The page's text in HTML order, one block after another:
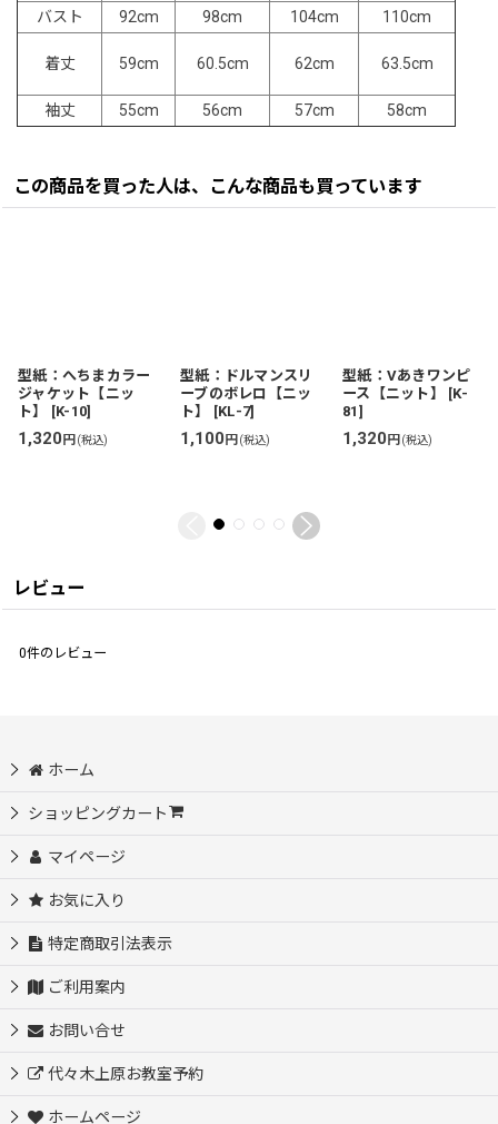
バスト
92cm 98cm 104cm 110cm
着丈 59cm 60.5cm 62cm 63.5cm
袖丈 55cm 56cm 57cm 58cm
この商品を買った人は、こんな商品も買っています
型紙：へちまカラー
ジャケット【ニッ
ト】
[K-10]
1,320円 (税込)
型紙：ドルマンスリ
ーブのボレロ【ニッ
ト】
[KL-7]
1,100円 (税込)
型紙：Vあきワンピ
ース【ニット】
[K-
81 ]
1,320円 (税込)
レビュー
0件のレビュー
ホーム
ショッピングカート
マイページ
お気に入り
特定商取引法表示
ご利用案内
お問い合せ
代々木上原お教室予約
ホームページ